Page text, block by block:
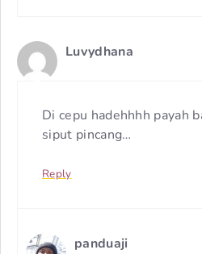
Luvydhana
Di cepu hadehhhh payah
siput pincang…
Reply
panduaji